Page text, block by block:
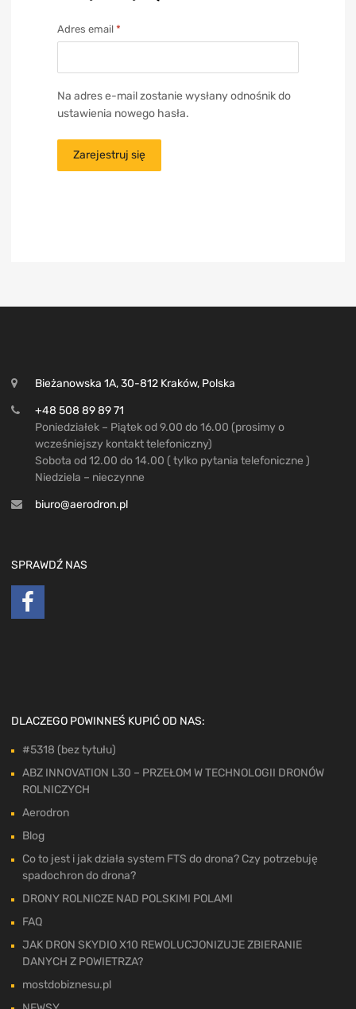
Adres email *
Na adres e-mail zostanie wysłany odnośnik do
ustawienia nowego hasła.
Zarejestruj się
Bieżanowska 1A, 30-812 Kraków, Polska
+48 508 89 89 71
Poniedziałek – Piątek od 9.00 do 16.00 (prosimy o
wcześniejszy kontakt telefoniczny)
Sobota od 12.00 do 14.00 ( tylko pytania telefoniczne )
Niedziela – nieczynne
biuro@aerodron.pl
SPRAWDŹ NAS
DLACZEGO POWINNEŚ KUPIĆ OD NAS:
#5318 (bez tytułu)
ABZ INNOVATION L30 – PRZEŁOM W TECHNOLOGII DRONÓW
ROLNICZYCH
Aerodron
Blog
Co to jest i jak działa system FTS do drona? Czy potrzebuję
spadochron do drona?
DRONY ROLNICZE NAD POLSKIMI POLAMI
FAQ
JAK DRON SKYDIO X10 REWOLUCJONIZUJE ZBIERANIE
DANYCH Z POWIETRZA?
mostdobiznesu.pl